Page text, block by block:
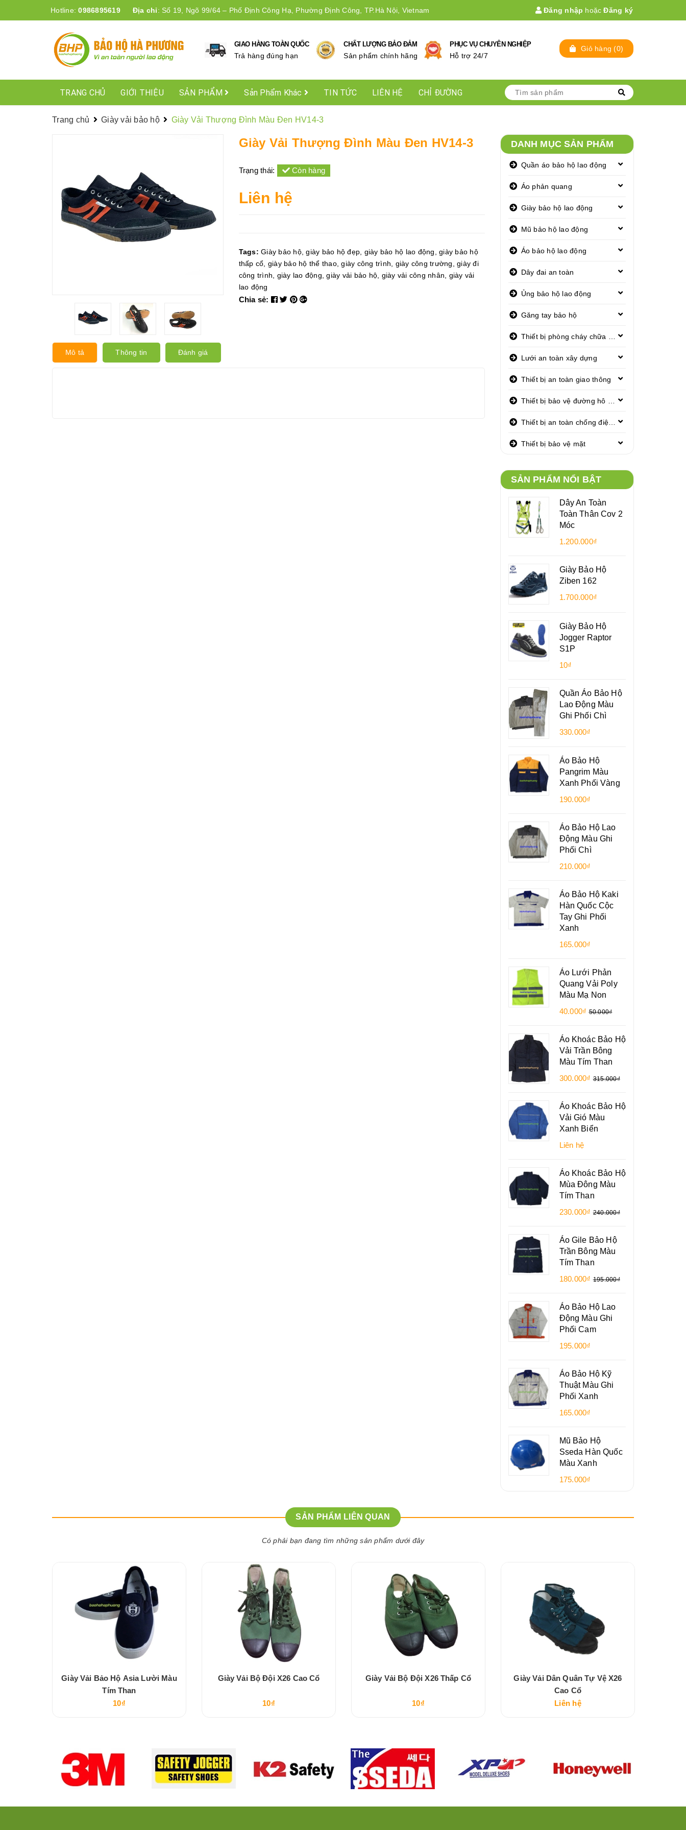
Hotline:0986895619 Địa chỉ: Số 19, Ngõ 99/64 – Phố Định Công Hạ, Phường Định Công, TP.Hà Nội, Vietnam Đăng nhập hoặc Đăng ký
GIAO HÀNG TOÀN QUỐC
Trả hàng đúng hạn
CHẤT LƯỢNG BẢO ĐẢM
Sản phẩm chính hãng
PHỤC VỤ CHUYÊN NGHIỆP
Hỗ trợ 24/7
Giỏ hàng (0)
TRANG CHỦ GIỚI THIỆU SẢN PHẨM Sản Phẩm Khác TIN TỨC LIÊN HỆ CHỈ ĐƯỜNG
Trang chủ Giày vải bảo hộ Giày Vải Thượng Đình Màu Đen HV14-3
Giày Vải Thượng Đình Màu Đen HV14-3
Trạng thái: Còn hàng
Liên hệ
Tags:Giày bảo hộ,giày bảo hộ đẹp giày bảo hộ lao động ,giày bảo hộ
thấp cổ giày bảo hộ thể thao,giày công trình giày công trường ,giày đi
công trình
giày lao động ,giày vải bảo hộ giày vải công nhân
giày vải
lao động
Chia sẻ:
Mô tả Thông tin Đánh giá
DANH MỤC SẢN PHẨM
Quần áo bảo hộ lao động
Áo phản quang
Giày bảo hộ lao động
Mũ bảo hộ lao động
Áo bảo hộ lao động
Dây đai an toàn
Ủng bảo hộ lao động
Găng tay bảo hộ
Lưới an toàn xây dựng
Thiết bị an toàn giao thông
Thiết bị bảo vệ mặt
SẢN PHẨM NỔI BẬT
Dây An Toàn
Toàn Thân Cov 2
Móc
1.200.000₫
Giày Bảo Hộ
Ziben 162
1.700.000₫
Giày Bảo Hộ
Jogger Raptor
S1P
10₫
Quần Áo Bảo Hộ
Lao Động Màu
Ghi Phối Chì
330.000₫
Áo Bảo Hộ
Pangrim Màu
Xanh Phối Vàng
190.000₫
Áo Bảo Hộ Lao
Động Màu Ghi
Phối Chì
210.000₫
Áo Bảo Hộ Kaki
Hàn Quốc Cộc
Tay Ghi Phối
Xanh
165.000₫
Áo Lưới Phản
Quang Vải Poly
Màu Mạ Non
40.000₫ 50.000₫
Áo Khoác Bảo Hộ
Vải Trần Bông
Màu Tím Than
300.000₫ 315.000₫
Áo Khoác Bảo Hộ
Vải Gió Màu
Xanh Biển
Liên hệ
Áo Khoác Bảo Hộ
Mùa Đông Màu
Tím Than
230.000₫ 240.000₫
Áo Gile Bảo Hộ
Trần Bông Màu
Tím Than
180.000₫ 195.000₫
Áo Bảo Hộ Lao
Động Màu Ghi
Phối Cam
195.000₫
Áo Bảo Hộ Kỹ
Thuật Màu Ghi
Phối Xanh
165.000₫
Mũ Bảo Hộ
Sseda Hàn Quốc
Màu Xanh
175.000₫
SẢN PHẨM LIÊN QUAN
Có phải bạn đang tìm những sản phẩm dưới đây
Giày Vải Bảo Hộ Asia Lười Màu
Tím Than
10₫
Giày Vải Bộ Đội X26 Cao Cổ
10₫
Giày Vải Bộ Đội X26 Thấp Cổ
10₫
Giày Vải Dân Quân Tự Vệ X26
Cao Cổ
Liên hệ